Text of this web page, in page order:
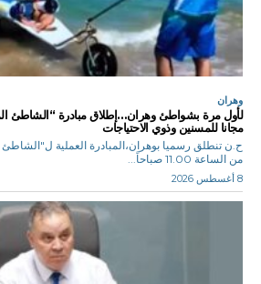
وهران
لأول مرة بشواطئ وهران…إطلاق مبادرة “الشاطئ
مجانا للمسنين وذوي الاحتياجات
ح.ن تنطلق رسميا بوهران،المبادرة العملية ل"الشاطئ
من الساعة 11.00 صباحاً...
8 أغسطس 2026